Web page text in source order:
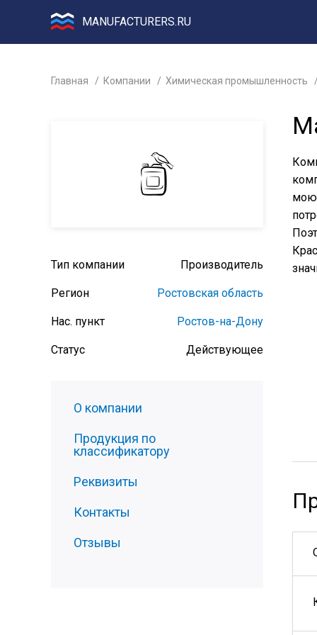
MANUFACTURERS.RU
Главная Компании Химическая промышленность
Тип компании Производитель
Регион Ростовская область
Нас. пункт Ростов-на-Дону
Статус Действующее
О компании
Продукция по
классификатору
Реквизиты
Контакты
Отзывы